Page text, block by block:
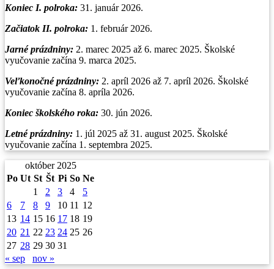
Koniec I. polroka: 31. január 2026.
Začiatok II. polroka: 1. február 2026.
Jarné prázdniny: 2. marec 2025 až 6. marec 2025. Školské
vyučovanie začína 9. marca 2025.
Veľkonočné prázdniny: 2. apríl 2026 až 7. apríl 2026. Školské
vyučovanie začína 8. apríla 2026.
Koniec školského roka: 30. jún 2026.
Letné prázdniny: 1. júl 2025 až 31. august 2025. Školské
vyučovanie začína 1. septembra 2025.
október 2025
Po Ut St Št Pi So Ne
1
2 3 4
5
6
7 8 9 10 11 12
13 14 15 16 17 18 19
20 21 22 23 24 25 26
27 28 29 30 31
« sep
nov »